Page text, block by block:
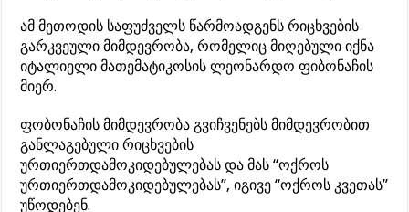
ამ მეთოდის საფუძველს წარმოადგენს რიცხვების
გარკვეული მიმდევრობა, რომელიც მიღებული იქნა
იტალიელი მათემატიკოსის ლეონარდო ფიბონაჩის
მიერ.
ფობონაჩის მიმდევრობა გვიჩვენებს მიმდევრობით
განლაგებული რიცხვების
ურთიერთდამოკიდებულებას და მას “ოქროს
ურთიერთდამოკიდებულებას”, იგივე “ოქროს კვეთას”
უწოდებენ.